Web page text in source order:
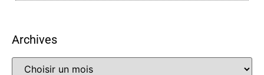
Archives